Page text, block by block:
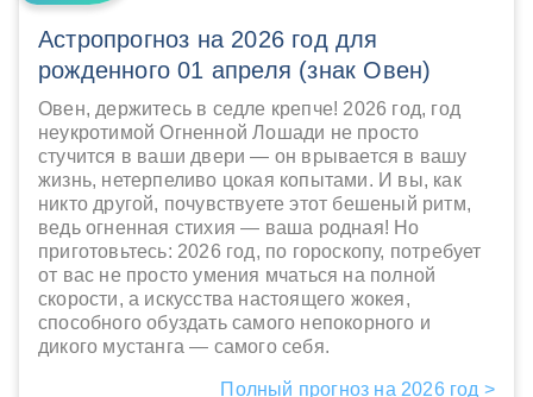
Астропрогноз на 2026 год для
рожденного 01 апреля (знак Овен)
Овен, держитесь в седле крепче! 2026 год, год
неукротимой Огненной Лошади не просто
стучится в ваши двери — он врывается в вашу
жизнь, нетерпеливо цокая копытами. И вы, как
никто другой, почувствуете этот бешеный ритм,
ведь огненная стихия — ваша родная! Но
приготовьтесь: 2026 год, по гороскопу, потребует
от вас не просто умения мчаться на полной
скорости, а искусства настоящего жокея,
способного обуздать самого непокорного и
дикого мустанга — самого себя.
Полный прогноз на 2026 год >